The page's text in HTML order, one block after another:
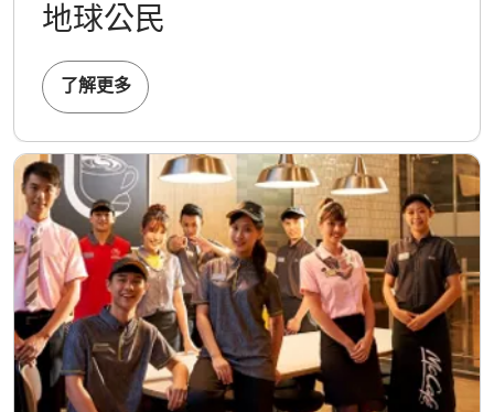
地球公民
了解更多